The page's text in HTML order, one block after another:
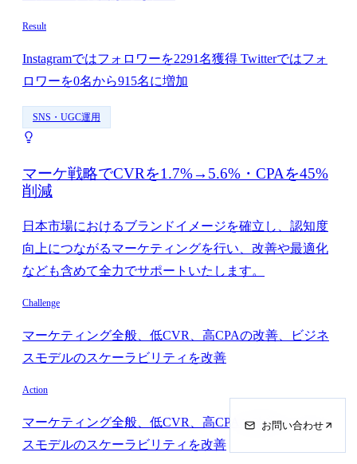
Result
Instagramではフォロワーを2291名獲得 Twitterではフォ
ロワーを0名から915名に増加
SNS・UGC運用
マーケ戦略でCVRを1.7%→5.6%・CPAを45%
削減
日本市場におけるブランドイメージを確立し、認知度
向上につながるマーケティングを行い、改善や最適化
なども含めて全力でサポートいたします。
Challenge
マーケティング全般、低CVR、高CPAの改善、ビジネ
スモデルのスケーラビリティを改善
Action
マーケティング全般、低CVR、高CPAの改善、ビジネ
スモデルのスケーラビリティを改善
お問い合わせ